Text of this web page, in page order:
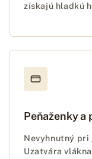
získajú hladkú
Peňaženky a
Nevyhnutný
Uzatvára